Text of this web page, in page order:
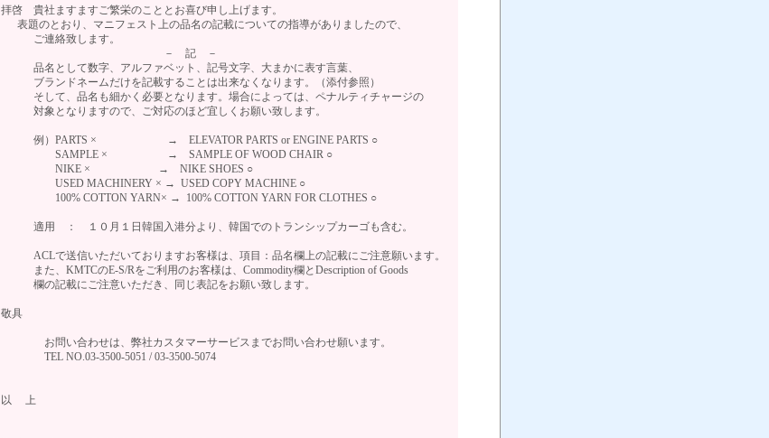
拝啓 貴社ますますご繁栄のこととお喜び申し上げます。
表題のとおり、マニフェスト上の品名の記載についての指導がありましたので、
ご連絡致します。
－ 記 －
品名として数字、アルファベット、記号文字、大まかに表す言葉、
ブランドネームだけを記載することは出来なくなります。（添付参照）
そして、品名も細かく必要となります。場合によっては、ペナルティチャージの
対象となりますので、ご対応のほど宜しくお願い致します。
例）PARTS × → ELEVATOR PARTS or ENGINE PARTS ○
SAMPLE × → SAMPLE OF WOOD CHAIR ○
NIKE × → NIKE SHOES ○
USED MACHINERY × → USED COPY MACHINE ○
100% COTTON YARN× → 100% COTTON YARN FOR CLOTHES ○
適用 ： １０月１日韓国入港分より、韓国でのトランシップカーゴも含む。
ACLで送信いただいておりますお客様は、項目：品名欄上の記載にご注意願います。
また、KMTCのE-S/Rをご利用のお客様は、Commodity欄とDescription of Goods
欄の記載にご注意いただき、同じ表記をお願い致します。
敬具
お問い合わせは、弊社カスタマーサービスまでお問い合わせ願います。
TEL NO.03-3500-5051 / 03-3500-5074
以 上